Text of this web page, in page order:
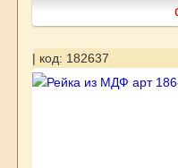
| код: 182637